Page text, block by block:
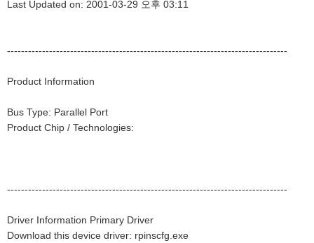
Last Updated on: 2001-03-29 오후 03:11
--------------------------------------------------------------------------------
Product Information
Bus Type: Parallel Port
Product Chip / Technologies:
--------------------------------------------------------------------------------
Driver Information Primary Driver
Download this device driver: rpinscfg.exe